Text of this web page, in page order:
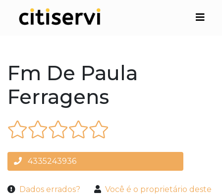
Fm De Paula
Ferragens
4335243936
Dados errados?
Você é o proprietário deste